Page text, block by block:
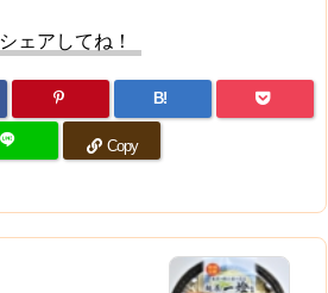
シェアしてね！
B!
Copy